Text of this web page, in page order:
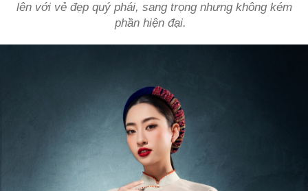
lên với vẻ đẹp quý phái, sang trọng nhưng không kém
phần hiện đại.